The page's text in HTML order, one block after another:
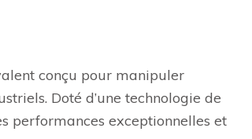
conçu pour manipuler
Doté d’une technologie de
performances exceptionnelles et